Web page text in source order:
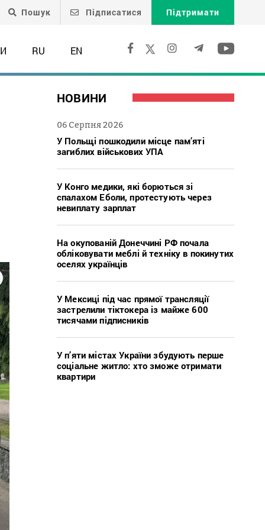
Пошук Підписатися Підтримати
RU EN
НОВИНИ
06 Серпня 2026
У Польщі пошкодили місце пам’яті
загиблих військових УПА
У Конго медики, які борються зі
спалахом Еболи, протестують через
невиплату зарплат
На окупованій Донеччині РФ почала
обліковувати меблі й техніку в покинутих
оселях українців
У Мексиці під час прямої трансляції
застрелили тіктокера із майже 600
тисячами підписників
У п’яти містах України збудують перше
соціальне житло: хто зможе отримати
квартири